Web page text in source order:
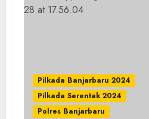
Pilkada Banjarbaru 2024
Pilkada Serentak 2024
Polres Banjarbaru